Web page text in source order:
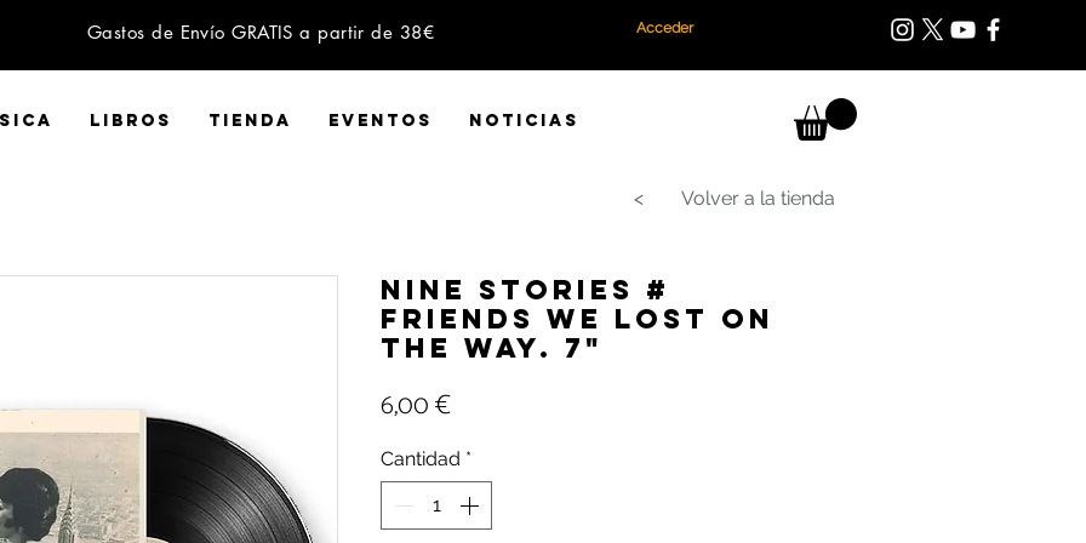
Gastos de Envío GRATIS a partir de 38€ Acceder
LIBROS Tienda EVENTOS NOTICIAS
< Volver a la tienda
Nine Stories #
Friends We Lost on
the Way. 7"
6,00 €Precio
Cantidad *